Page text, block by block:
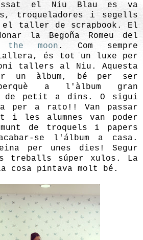
el Niu Blau es va
troqueladores i segells
taller de scrapbook. El
la Begoña Romeu del
moon . Com sempre
és tot un luxe per
tallers al Niu. Aquesta
un àlbum, bé per ser
a l'àlbum gran
de petit a dins. O sigui
per a rato!! Van passar
i les alumnes van poder
munt de troquels i papers
se l'álbum a casa.
per unes dies! Segur
treballs súper xulos. La
cosa pintava molt bé.